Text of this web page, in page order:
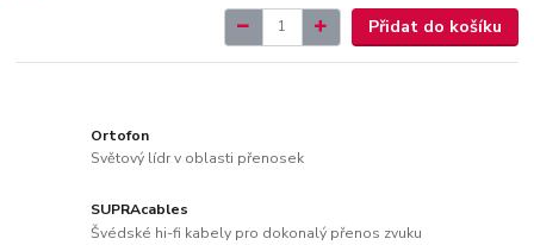
Přidat do košíku
Ortofon
Světový lídr v oblasti přenosek
SUPRAcables
Švédské hi-fi kabely pro dokonalý přenos zvuku